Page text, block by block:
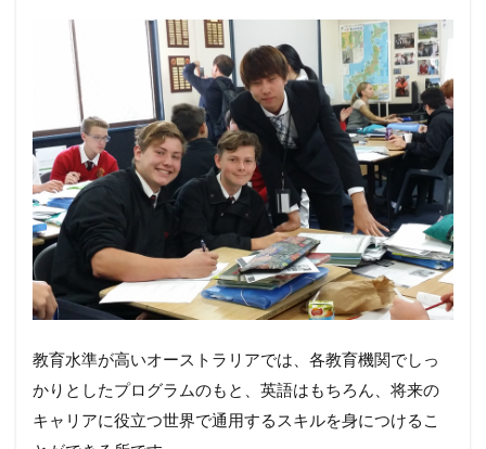
教育水準が高いオーストラリアでは、各教育機関でしっ
かりとしたプログラムのもと、英語はもちろん、将来の
キャリアに役立つ世界で通用するスキルを身につけるこ